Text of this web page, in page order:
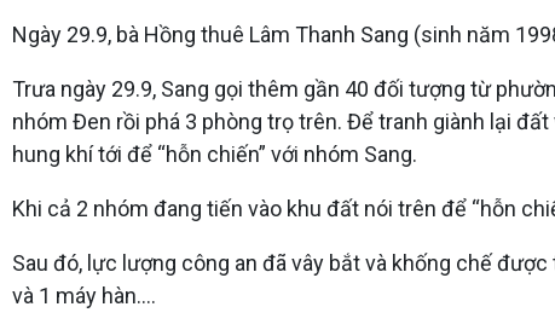
Ngày 29.9, bà Hồng thuê Lâm Thanh Sang (sinh năm
Trưa ngày 29.9, Sang gọi thêm gần 40 đối tượng từ
nhóm Đen rồi phá 3 phòng trọ trên. Để tranh giành lại
hung khí tới để “hỗn chiến” với nhóm Sang.
Khi cả 2 nhóm đang tiến vào khu đất nói trên để “hỗn
Sau đó, lực lượng công an đã vây bắt và khống chế
và 1 máy hàn….